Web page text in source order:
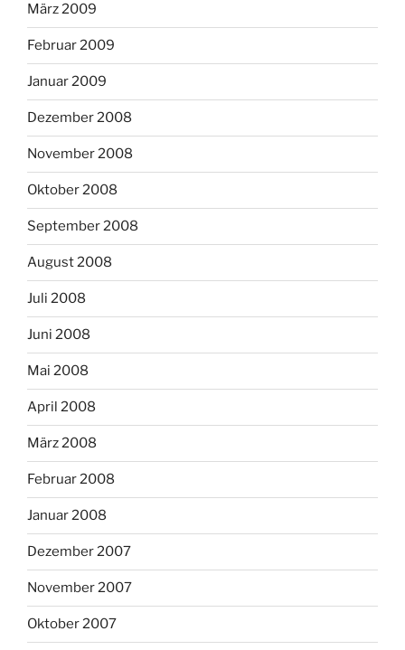
März 2009
Februar 2009
Januar 2009
Dezember 2008
November 2008
Oktober 2008
September 2008
August 2008
Juli 2008
Juni 2008
Mai 2008
April 2008
März 2008
Februar 2008
Januar 2008
Dezember 2007
November 2007
Oktober 2007